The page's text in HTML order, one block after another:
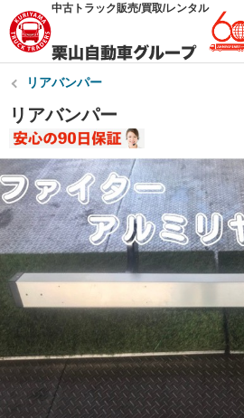
中古トラック販売/買取/レンタル
リアバンパー
リアバンパー